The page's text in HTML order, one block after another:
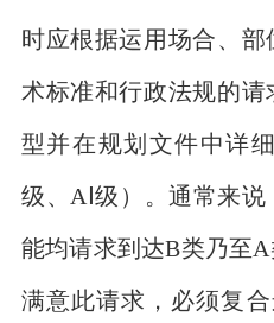
时应根据运用场合、
术标准和行政法规的
型并在规划文件中详
级、AⅠ级）。通常来
能均请求到达B类乃至
满意此请求，必须复